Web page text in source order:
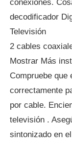
conexiones.
decodificador
Televisión
2 cables
Mostrar Más
Compruebe que
correctamente
por cable.
televisión .
sintonizado en